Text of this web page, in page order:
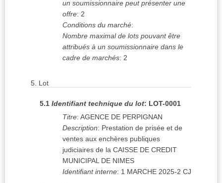
un soumissionnaire peut présenter une
offre: 2
Conditions du marché:
Nombre maximal de lots pouvant être
attribués à un soumissionnaire dans le
cadre de marchés: 2
5. Lot
5.1 Identifiant technique du lot: LOT-0001
Titre: AGENCE DE PERPIGNAN
Description: Prestation de prisée et de
ventes aux enchères publiques
judiciaires de la CAISSE DE CREDIT
MUNICIPAL DE NIMES
Identifiant interne: 1 MARCHE 2025-2 CJ